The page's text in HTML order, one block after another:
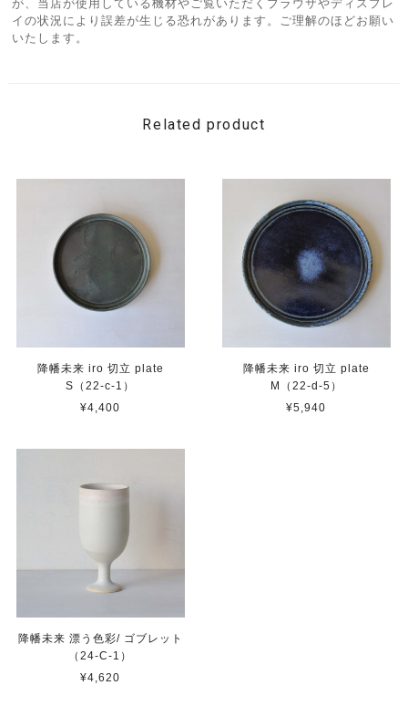
が、当店が使用している機材やご覧いただくブラウザやディスプレ
イの状況により誤差が生じる恐れがあります。ご理解のほどお願い
いたします。
Related product
降幡未来 iro 切立 plate
S（22-c-1）
¥4,400
降幡未来 iro 切立 plate
M（22-d-5）
¥5,940
降幡未来 漂う色彩/ ゴブレット
（24-C-1）
¥4,620